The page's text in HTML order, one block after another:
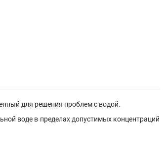
для решения проблем с водой.
воде в пределах допустимых концентраций